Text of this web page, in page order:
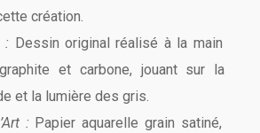
création.
: Dessin original réalisé à la main
et carbone, jouant sur la
et la lumière des gris.
: Papier aquarelle grain satiné,